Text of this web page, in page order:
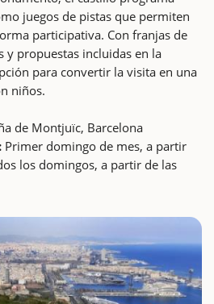
juegos de pistas que permiten
participativa. Con franjas de
y propuestas incluidas en la
para convertir la visita en una
niños.
de Montjuïc, Barcelona
Primer domingo de mes, a partir
los domingos, a partir de las